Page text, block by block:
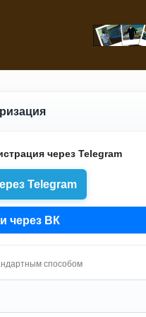
через Telegram
Telegram
через ВК
способом